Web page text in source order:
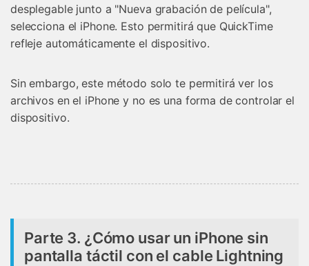
desplegable junto a "Nueva grabación de película",
selecciona el iPhone. Esto permitirá que QuickTime
refleje automáticamente el dispositivo.
Sin embargo, este método solo te permitirá ver los
archivos en el iPhone y no es una forma de controlar el
dispositivo.
Parte 3. ¿Cómo usar un iPhone sin
pantalla táctil con el cable Lightning